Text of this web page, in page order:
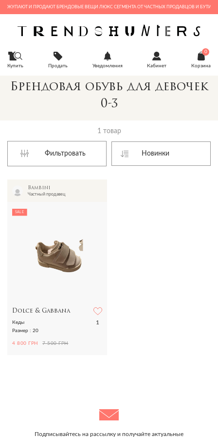
И ПРОДАЮТ БРЕНДОВЫЕ ВЕЩИ ЛЮКС СЕГМЕНТА ОТ ЧАСТНЫХ ПРОДАВЦОВ И БУТИКОВ
Купить Продать Уведомления Кабинет
0
Корзина
Брендовая обувь для девочек
0-3
1 товар
Фильтровать
Bambini
Частный продавец
SALE
Dolce & Gabbana
1
Кеды
Размер : 20
4 800 ГРН 7 500 ГРН
Подписывайтесь на рассылку и получайте актуальные